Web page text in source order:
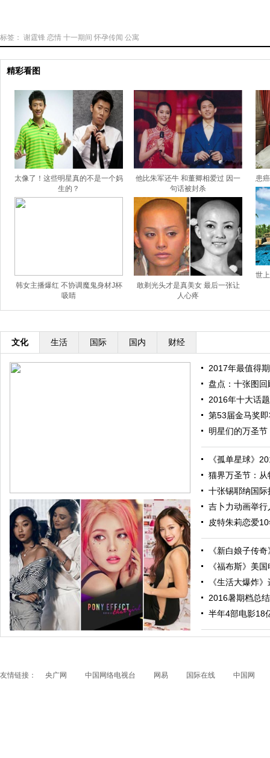
标签： 谢霆锋 恋情 十一期间 怀孕传闻 公寓
精彩看图
太像了！这些明星真的不是一个妈
生的？
他比朱军还牛 和董卿相爱过 因一
句话被封杀
韩女主播爆红 不协调魔鬼身材J杯
吸睛
敢剃光头才是真美女 最后一张让
人心疼
患
世
文化 生活 国际 国内 财经
跟随电影去旅行：布拉格 在这里邂逅特工、寻找浪漫
2017年最值得
盘点：十张图
2016年十大话
第53届金马奖
明星们的万圣
《孤单星球》
猫界万圣节：
十张锡耶纳国
吉卜力动画举
皮特朱莉恋爱
《新白娘子传
《福布斯》美
《生活大爆炸
2016暑期档总
半年4部电影18
友情链接： 央广网 中国网络电视台 网易 国际在线 中国网